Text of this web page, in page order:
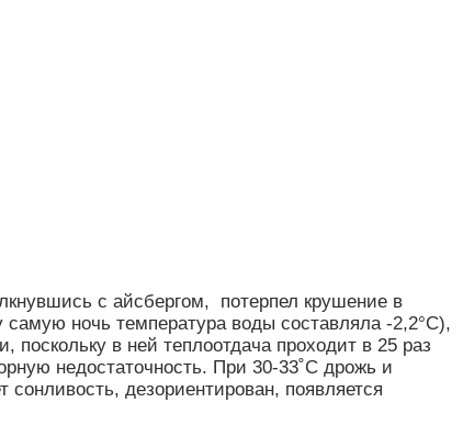
с айсбергом, потерпел крушение в
ночь температура воды составляла -2,2°C),
в ней теплоотдача проходит в 25 раз
недостаточность. При 30-33˚C дрожь и
сонливость, дезориентирован, появляется